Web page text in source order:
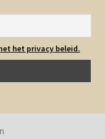
het privacy beleid.